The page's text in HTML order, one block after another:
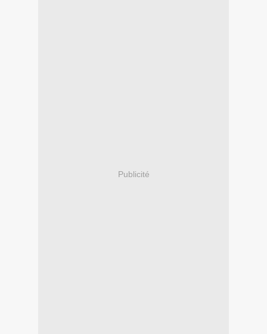
Publicité